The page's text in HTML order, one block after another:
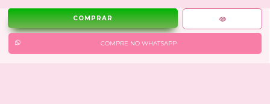
COMPRE NO WHATSAPP